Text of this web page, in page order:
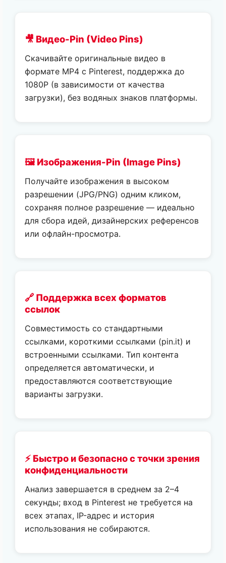
🎥 Видео-Pin (Video Pins)
Скачивайте оригинальные видео в
формате MP4 с Pinterest, поддержка до
1080P (в зависимости от качества
загрузки), без водяных знаков платформы.
🖼️ Изображения-Pin (Image Pins)
Получайте изображения в высоком
разрешении (JPG/PNG) одним кликом,
сохраняя полное разрешение — идеально
для сбора идей, дизайнерских референсов
или офлайн-просмотра.
🔗 Поддержка всех форматов
ссылок
Совместимость со стандартными
ссылками, короткими ссылками (pin.it) и
встроенными ссылками. Тип контента
определяется автоматически, и
предоставляются соответствующие
варианты загрузки.
⚡ Быстро и безопасно с точки зрения
конфиденциальности
Анализ завершается в среднем за 2–4
секунды; вход в Pinterest не требуется на
всех этапах, IP-адрес и история
использования не собираются.